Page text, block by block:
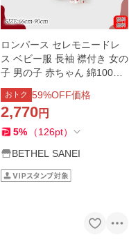
ロンパース セレモニードレ
ス ベビー服 長袖 襟付き 女の
子 男の子 赤ちゃん 綿100％
ベビー お宮参りカバーオー
ル 出産祝い プレゼント お出
かけ
おトク 59%OFF価格
2,770円
5% （126pt）
BETHEL SANEI